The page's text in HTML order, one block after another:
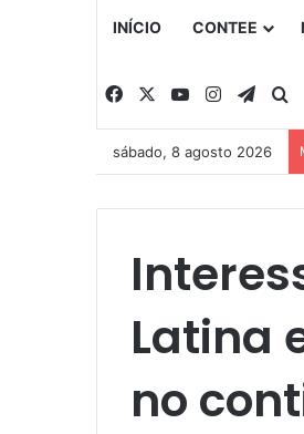
INÍCIO CONTEE
Facebook YouTubeInstagram
sábado, 8 agosto 2026
Latina
no